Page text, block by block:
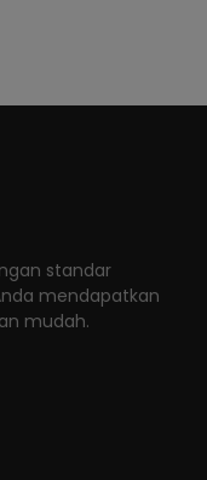
standar
mendapatkan
mudah.